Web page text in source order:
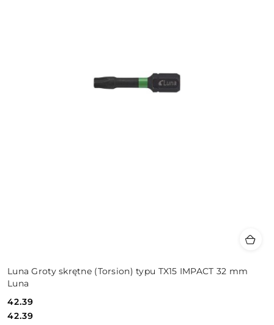
Luna Groty skrętne (Torsion) typu TX15 IMPACT 32 mm
Luna
Cena:
42.39
Cena:
42.39